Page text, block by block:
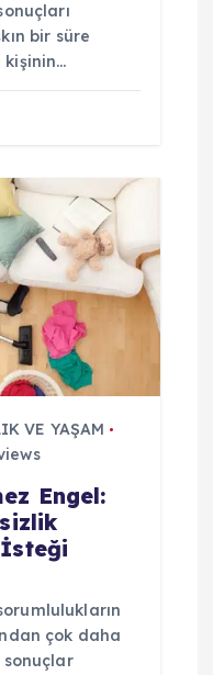
bir süre
kişinin…
VE YAŞAM
Engel:
İsteği
çok daha